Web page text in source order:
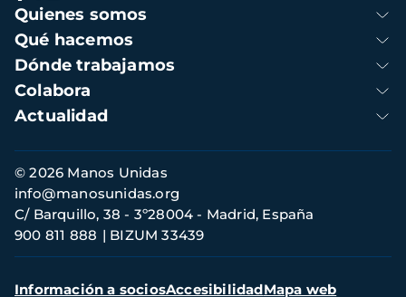
Navegación
principal
Quienes somos
Qué hacemos
Dónde trabajamos
Colabora
Actualidad
Información
de
contacto
© 2026 Manos Unidas
C/ Barquillo, 38 - 3º28004 - Madrid, España
900 811 888
BIZUM 33439
info@manosunidas.org
Menú
Información a sociosAccesibilidadMapa web